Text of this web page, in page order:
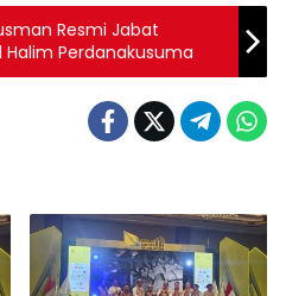
Resmi Jabat
Perdanakusuma